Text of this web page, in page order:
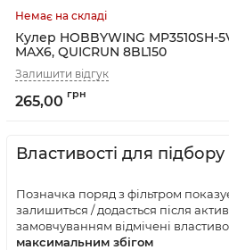
Кулер HOBBYWING MP3510SH-
MAX6, QUICRUN 8BL150
265,00
Властивості для підбору
Позначка поряд з фільтром
залишиться / додасться після
замовчуванням відмічені
максимальним збігом